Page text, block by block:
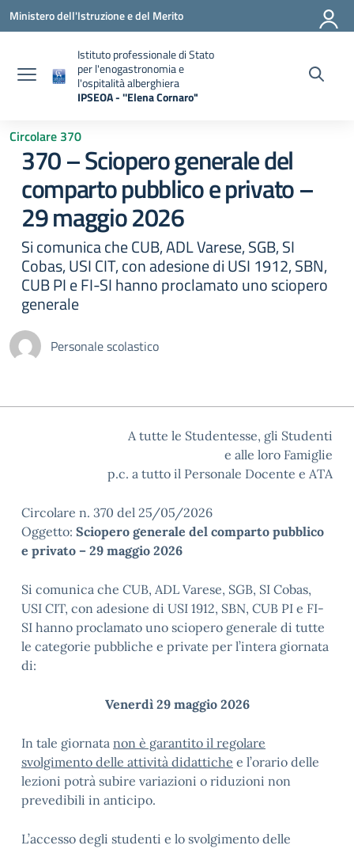
Vai ai contenuti
Vai al menu di navigazione
Vai al footer
Ministero dell'Istruzione e del Merito
Istituto professionale di Stato
per l'enogastronomia e
l'ospitalità alberghiera
IPSEOA - ''Elena Cornaro"
Circolare 370
370 – Sciopero generale del
comparto pubblico e privato –
29 maggio 2026
Si comunica che CUB, ADL Varese, SGB, SI
Cobas, USI CIT, con adesione di USI 1912, SBN,
CUB PI e FI-SI hanno proclamato uno sciopero
generale
Personale scolastico
A tutte le Studentesse, gli Studenti
e alle loro Famiglie
p.c. a tutto il Personale Docente e ATA
Circolare n. 370 del 25/05/2026
Oggetto: Sciopero generale del comparto pubblico
e privato – 29 maggio 2026
Si comunica che CUB, ADL Varese, SGB, SI Cobas,
USI CIT, con adesione di USI 1912, SBN, CUB PI e FI-
SI hanno proclamato uno sciopero generale di tutte
le categorie pubbliche e private per l’intera giornata
di:
Venerdì 29 maggio 2026
In tale giornata non è garantito il regolare
svolgimento delle attività didattiche e l’orario delle
lezioni potrà subire variazioni o riduzioni non
prevedibili in anticipo.
L’accesso degli studenti e lo svolgimento delle